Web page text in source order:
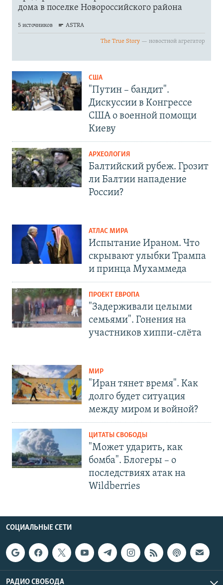
США
"Путин – бандит".
Дискуссии в Конгрессе
США о военной помощи
Киеву
АРХЕОЛОГИЯ
Балтийский рубеж. Грозит
ли Балтии нападение
России?
АТЛАС МИРА
Испытание Ираном. Что
скрывают улыбки Трампа
и принца Мухаммеда
ПРОЕКТ ЕВРОПА
"Задерживали целыми
семьями". Гонения на
участников хиппи-слёта
МИР
"Иран тянет время". Как
долго будет ситуация
между миром и войной?
ЦИТАТЫ СВОБОДЫ
"Может ударить, как
бомба". Блогеры – о
последствиях атак на
Wildberries
СОЦИАЛЬНЫЕ СЕТИ
РАДИО СВОБОДА